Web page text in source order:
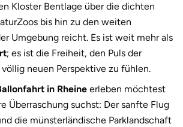
Panoramakorb
Wichtige Informationen für
Kloster Bentlage über die dichten
bis hin zu den weiten
Umgebung reicht. Es ist weit mehr als
; es ist die Freiheit, den Puls der
neuen Perspektive zu fühlen.
in Rheine erleben möchtest
Überraschung suchst: Der sanfte Flug
die münsterländische Parklandschaft